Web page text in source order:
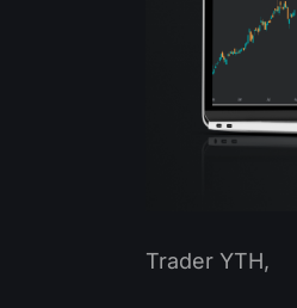
Trader YTH,